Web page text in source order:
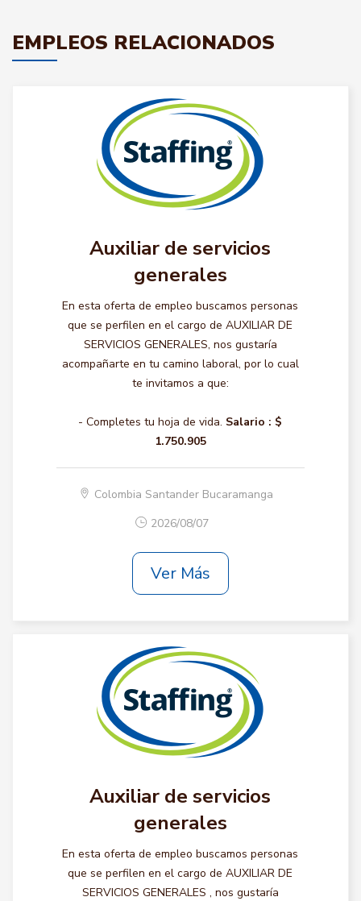
EMPLEOS RELACIONADOS
Auxiliar de servicios
generales
En esta oferta de empleo buscamos personas
que se perfilen en el cargo de AUXILIAR DE
SERVICIOS GENERALES, nos gustaría
acompañarte en tu camino laboral, por lo cual
te invitamos a que:
- Completes tu hoja de vida. Salario : $
1.750.905
Colombia Santander Bucaramanga
2026/08/07
Ver Más
Auxiliar de servicios
generales
En esta oferta de empleo buscamos personas
que se perfilen en el cargo de AUXILIAR DE
SERVICIOS GENERALES , nos gustaría